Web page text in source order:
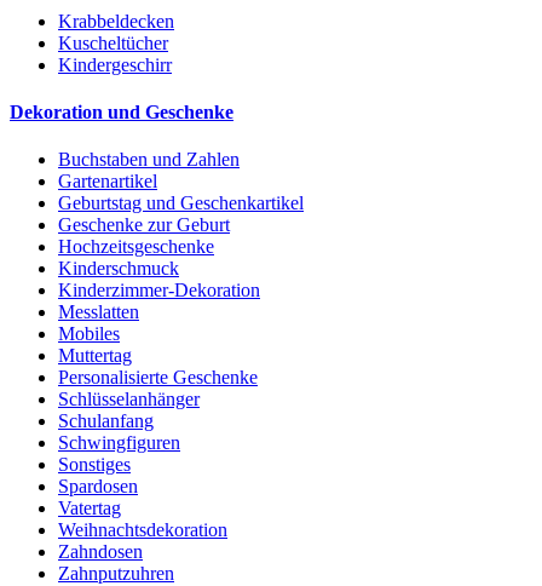
Krabbeldecken
Kuscheltücher
Kindergeschirr
Dekoration und Geschenke
Buchstaben und Zahlen
Gartenartikel
Geburtstag und Geschenkartikel
Geschenke zur Geburt
Hochzeitsgeschenke
Kinderschmuck
Kinderzimmer-Dekoration
Messlatten
Mobiles
Muttertag
Personalisierte Geschenke
Schlüsselanhänger
Schulanfang
Schwingfiguren
Sonstiges
Spardosen
Vatertag
Weihnachtsdekoration
Zahndosen
Zahnputzuhren